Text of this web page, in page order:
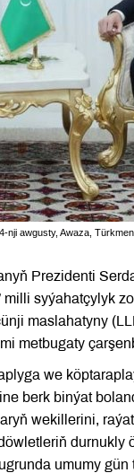
nji awgusty, Awaza,
Prezidenti
syýahatçylyk
maslahatyny
metbugaty
we
berk binýat
wekillerini,
durnukly
umumy